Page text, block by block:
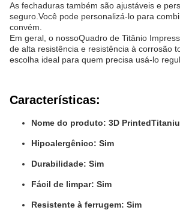
As fechaduras também são ajustáveis e
seguro.Você pode personalizá-lo para
convém.
Em geral, o nossoQuadro de Titânio
de alta resistência e resistência à corrosão
escolha ideal para quem precisa usá-lo
Características:
Nome do produto: 3D
Hipoalergênico: Sim
Durabilidade: Sim
Fácil de limpar: Sim
Resistente à ferrugem: Sim